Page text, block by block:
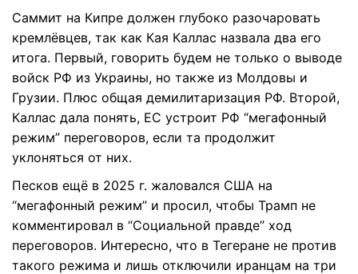
Саммит на Кипре должен глубоко разочаровать
кремлёвцев, так как Кая Каллас назвала два его
итога. Первый, говорить будем не только о выводе
войск РФ из Украины, но также из Молдовы и
Грузии. Плюс общая демилитаризация РФ. Второй,
Каллас дала понять, ЕС устроит РФ “мегафонный
режим” переговоров, если та продолжит
уклоняться от них.
Песков ещё в 2025 г. жаловался США на
“мегафонный режим” и просил, чтобы Трамп не
комментировал в “Социальной правде” ход
переговоров. Интересно, что в Тегеране не против
такого режима и лишь отключили иранцам на три